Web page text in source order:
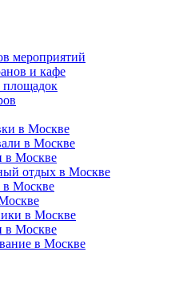
мероприятий
и кафе
площадок
в Москве
в Москве
в Москве
отдых в Москве
в Москве
в Москве
в Москве
в Москве